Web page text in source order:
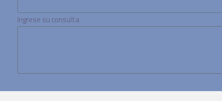
Ingrese su consulta